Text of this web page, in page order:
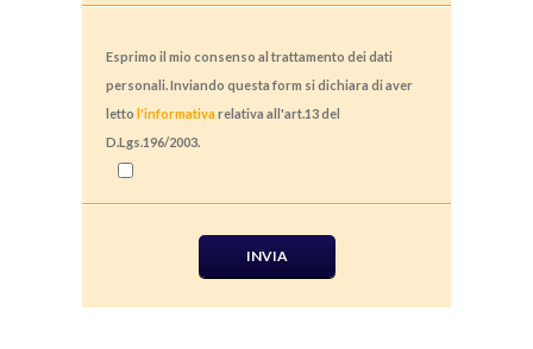
Esprimo il mio consenso al trattamento dei dati
personali. Inviando questa form si dichiara di aver
letto l'informativa relativa all'art.13 del
D.Lgs.196/2003.